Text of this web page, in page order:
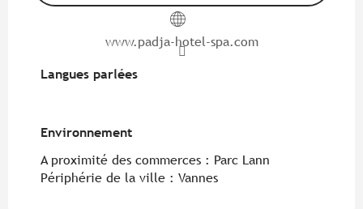
www.padja-hotel-spa.com
Langues parlées
Langues parlées
Environnement
Environnement
A proximité des commerces : Parc Lann
Périphérie de la ville : Vannes